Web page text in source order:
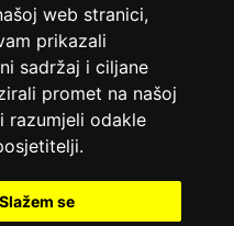
web stranici,
prikazali
sadržaj i ciljane
promet na našoj
razumjeli odakle
Slažem se
je slobodan
runskih amajlija
600